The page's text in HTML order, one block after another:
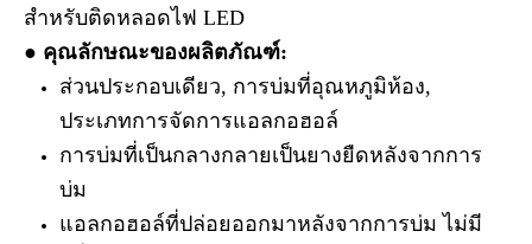
สำหรับติดหลอดไฟ LED
● คุณลักษณะของผลิตภัณฑ์:
ส่วนประกอบเดียว, การบ่มที่อุณหภูมิห้อง,
ประเภทการจัดการแอลกอฮอล์
การบ่มที่เป็นกลางกลายเป็นยางยืดหลังจากการ
บ่ม
แอลกอฮอล์ที่ปล่อยออกมาหลังจากการบ่ม ไม่มี